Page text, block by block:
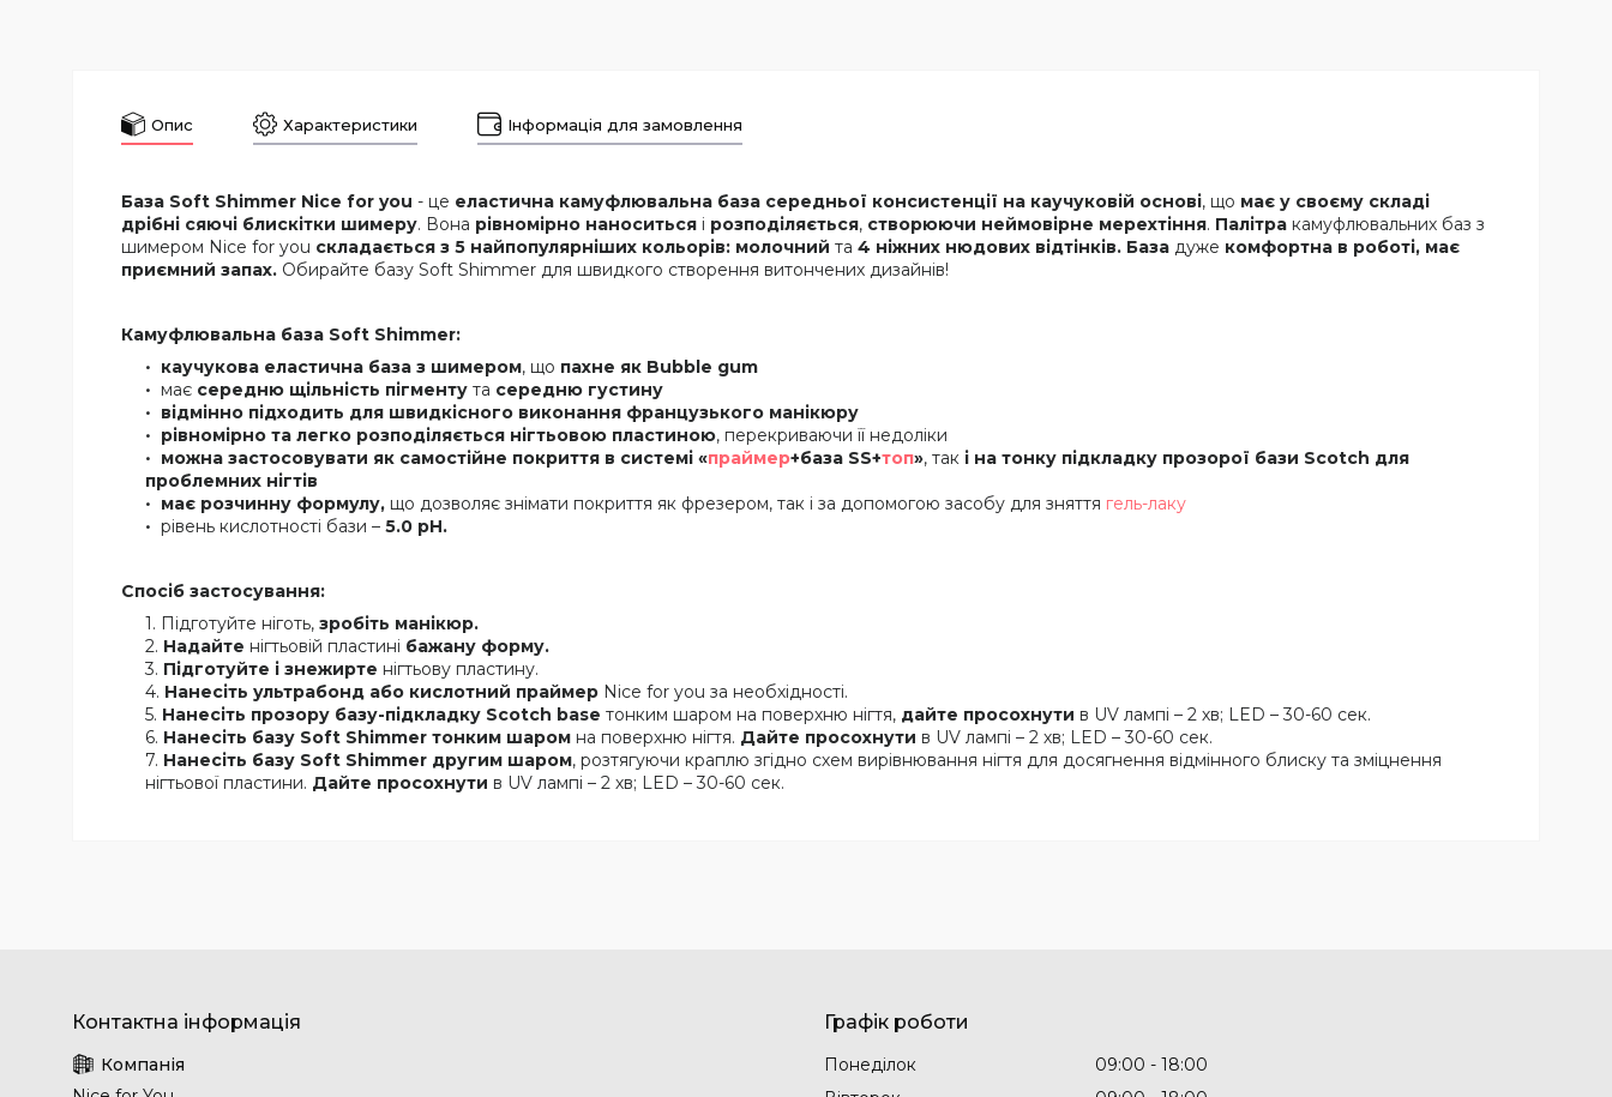
Опис Характеристики Інформація для замовлення
База Soft Shimmer Nice for you - це еластична камуфлювальна база середньої консистенції на каучуковій основі, що має у своєму складі
дрібні сяючі блискітки шимеру. Вона рівномірно наноситься і розподіляється, створюючи неймовірне мерехтіння. Палітра камуфлювальних баз з
шимером Nice for you складається з 5 найпопулярніших кольорів: молочний та 4 ніжних нюдових відтінків. База дуже комфортна в роботі, має
приємний запах. Обирайте базу Soft Shimmer для швидкого створення витончених дизайнів!
Камуфлювальна база Soft Shimmer:
каучукова еластична база з шимером, що пахне як Bubble gum
має середню щільність пігменту та середню густину
відмінно підходить для швидкісного виконання французького манікюру
рівномірно та легко розподіляється нігтьовою пластиною, перекриваючи її недоліки
можна застосовувати як самостійне покриття в системі «праймер+база SS+топ», так і на тонку підкладку прозорої бази Scotch для
проблемних нігтів
має розчинну формулу, що дозволяє знімати покриття як фрезером, так і за допомогою засобу для зняття гель-лаку
рівень кислотності бази – 5.0 pH.
Спосіб застосування:
Підготуйте ніготь, зробіть манікюр.
Надайте нігтьовій пластині бажану форму.
Підготуйте і знежирте нігтьову пластину.
Нанесіть ультрабонд або кислотний праймер Nice for you за необхідності.
Нанесіть прозору базу-підкладку Scotch base тонким шаром на поверхню нігтя, дайте просохнути в UV лампі – 2 хв; LED – 30-60 сек.
Нанесіть базу Soft Shimmer тонким шаром на поверхню нігтя. Дайте просохнути в UV лампі – 2 хв; LED – 30-60 сек.
Нанесіть базу Soft Shimmer другим шаром, розтягуючи краплю згідно схем вирівнювання нігтя для досягнення відмінного блиску та зміцнення
нігтьової пластини. Дайте просохнути в UV лампі – 2 хв; LED – 30-60 сек.
Графік роботи
Понеділок 09:00
18:00